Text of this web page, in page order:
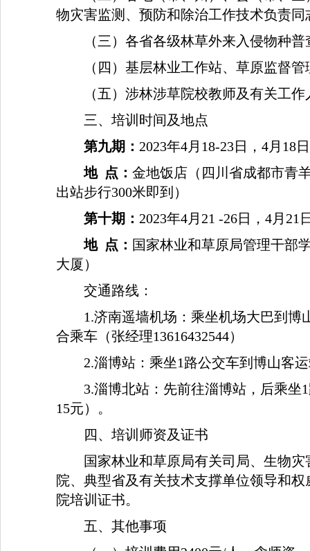
物灾害监测、预防和除治工作技术负责
（三）各省各级林草外来入侵物种
（四）基层林业工作站、草原监督
（五）涉林涉草院校教师及有关工作
三、培训时间及地点
第九期： 2023年4月 18-23日， 4月 18
地 点： 金地饭店（四川省成都市青
出站步行300米即到）
第十期： 2023年4月 21 -26日， 4月 21
地 点： 国家林业和草原局管理干部
大厦）
交通路线：
1.济南遥墙机场：乘坐机场大巴到博
合乘车（张经理13616432544）
2.淄博站：乘坐1路公交车到博山客
3.淄博北站：先前往淄博站，后乘坐1
15元）。
四、培训师资及证书
国家林业和草原局有关司局、生物
院、典型省及有关技术支撑单位领导和
院培训证书。
五、 其他事项